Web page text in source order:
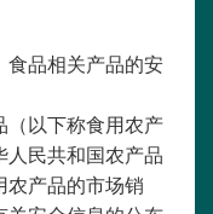
品相关产品的安
以下称食用农产
人民共和国农产品
农产品的市场销